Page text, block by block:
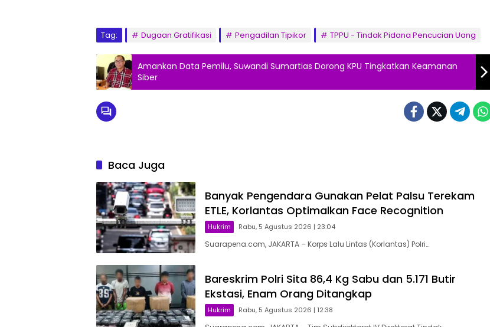
Tag: Dugaan Gratifikasi Pengadilan Tipikor TPPU - Tindak Pidana Pencucian Uang
Amankan Data Pemilu, Suwandi Sumartias Dorong KPU Tingkatkan Keamanan
Siber
Baca Juga
Banyak Pengendara Gunakan Pelat Palsu Terekam
ETLE, Korlantas Optimalkan Face Recognition
Hukrim Rabu, 5 Agustus 2026 | 23:04
Suarapena.com, JAKARTA – Korps Lalu Lintas (Korlantas) Polri…
Bareskrim Polri Sita 86,4 Kg Sabu dan 5.171 Butir
Ekstasi, Enam Orang Ditangkap
Hukrim Rabu, 5 Agustus 2026 | 12:38